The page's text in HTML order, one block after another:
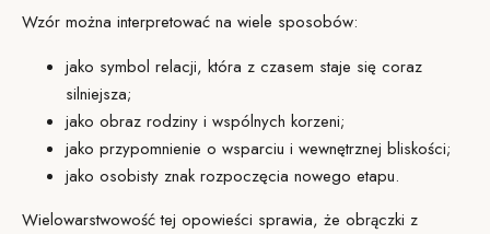
Wzór można interpretować na wiele sposobów:
jako symbol relacji, która z czasem staje się coraz
silniejsza;
jako obraz rodziny i wspólnych korzeni;
jako przypomnienie o wsparciu i wewnętrznej bliskości;
jako osobisty znak rozpoczęcia nowego etapu.
Wielowarstwowość tej opowieści sprawia, że obrączki z